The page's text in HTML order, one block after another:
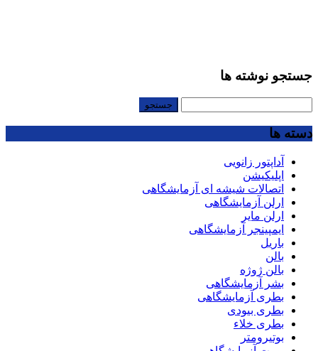
جستجو نوشته ها
دسته ها
آداپتور زانویی
اپلیکیشن
اتصالات شیشه ای آزمایشگاهی
ارلن آزمایشگاهی
ارلن مایر
ایمپینجر آزمایشگاهی
باریل
بالن
بالن ژوژه
بشر آزمایشگاهی
بطری آزمایشگاهی
بطری بیودی
بطری خلاء
بوتیرومتر